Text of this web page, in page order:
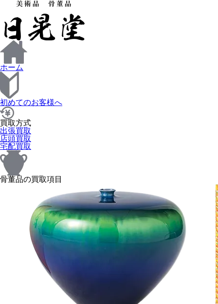
ホーム
初めてのお客様へ
買取方式
出張買取
店頭買取
宅配買取
骨董品の買取項目